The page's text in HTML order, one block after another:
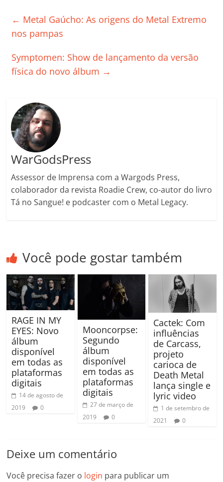
b
o
o
k
A
p
dI e
a
Li
k
ar
h
← Metal Gaúcho: As origens do Metal Extremo
nos pampas
Symptomen: Show de lançamento da versão
física do novo álbum →
WarGodsPress
Assessor de Imprensa com a Wargods Press,
colaborador da revista Roadie Crew, co-autor do livro
Tá no Sangue! e podcaster com o Metal Legacy.
Você pode gostar também
RAGE IN MY
EYES: Novo
álbum
disponível
em todas as
plataformas
digitais
14 de agosto de
2019
0
Mooncorpse:
Segundo
álbum
disponível
em todas as
plataformas
digitais
27 de março de
2019
0
Cactek: Com
influências
de Carcass,
projeto
carioca de
Death Metal
lança single e
lyric video
1 de setembro de
2021
0
Deixe um comentário
Você precisa fazer o login para publicar um